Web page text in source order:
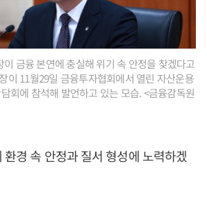
이 금융 본연에 충실해 위기 속 안정을 찾겠다고
이 11월29일 금융투자협회에서 열린 자산운용
회에 참석해 발언하고 있는 모습. <금융감독원
경 속 안정과 질서 형성에 노력하겠